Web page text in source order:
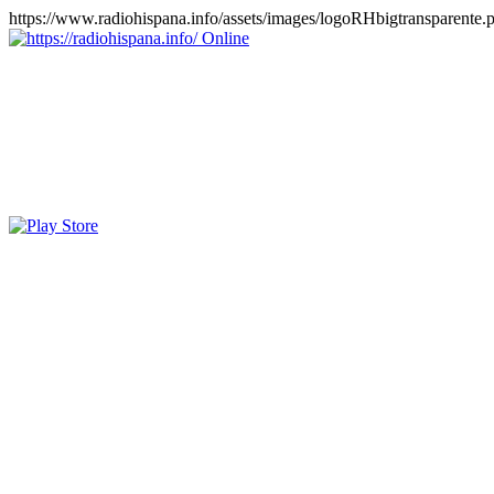
https://www.radiohispana.info/assets/images/
Online